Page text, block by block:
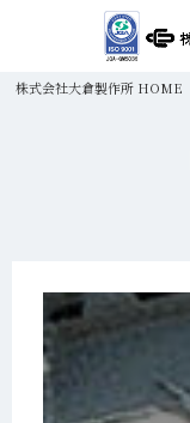
株式会社大倉製作所 HOME